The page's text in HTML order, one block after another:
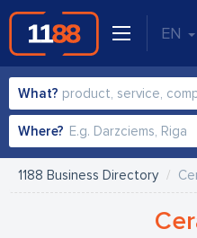
EN
What?
Where?
1188 Business Directory